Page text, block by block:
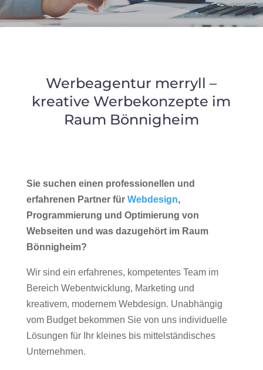
Werbeagentur merryll –
kreative Werbekonzepte im
Raum Bönnigheim
Sie suchen einen professionellen und
erfahrenen Partner für Webdesign,
Programmierung und Optimierung von
Webseiten und was dazugehört im Raum
Bönnigheim?
Wir sind ein erfahrenes, kompetentes Team im
Bereich Webentwicklung, Marketing und
kreativem, modernem Webdesign. Unabhängig
vom Budget bekommen Sie von uns individuelle
Lösungen für Ihr kleines bis mittelständisches
Unternehmen.